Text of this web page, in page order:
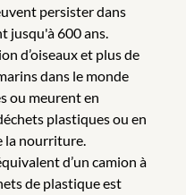
persister dans
jusqu'à 600 ans.
d’oiseaux et plus de
dans le monde
ou meurent en
plastiques ou en
la nourriture.
d’un camion à
de plastique est